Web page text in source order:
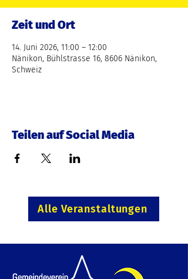
Zeit und Ort
14. Juni 2026, 11:00 – 12:00
Nänikon, Bühlstrasse 16, 8606 Nänikon,
Schweiz
Teilen auf Social Media
Alle Veranstaltungen